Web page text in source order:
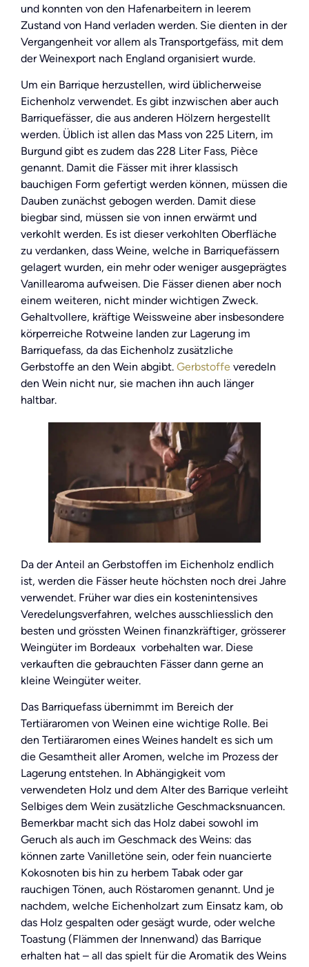
und konnten von den Hafenarbeitern in leerem
Zustand von Hand verladen werden. Sie dienten in der
Vergangenheit vor allem als Transportgefäss, mit dem
der Weinexport nach England organisiert wurde.
Um ein Barrique herzustellen, wird üblicherweise
Eichenholz verwendet. Es gibt inzwischen aber auch
Barriquefässer, die aus anderen Hölzern hergestellt
werden. Üblich ist allen das Mass von 225 Litern, im
Burgund gibt es zudem das 228 Liter Fass, Pièce
genannt. Damit die Fässer mit ihrer klassisch
bauchigen Form gefertigt werden können, müssen die
Dauben zunächst gebogen werden. Damit diese
biegbar sind, müssen sie von innen erwärmt und
verkohlt werden. Es ist dieser verkohlten Oberfläche
zu verdanken, dass Weine, welche in Barriquefässern
gelagert wurden, ein mehr oder weniger ausgeprägtes
Vanillearoma aufweisen. Die Fässer dienen aber noch
einem weiteren, nicht minder wichtigen Zweck.
Gehaltvollere, kräftige Weissweine aber insbesondere
körperreiche Rotweine landen zur Lagerung im
Barriquefass, da das Eichenholz zusätzliche
Gerbstoffe an den Wein abgibt. Gerbstoffe veredeln
den Wein nicht nur, sie machen ihn auch länger
haltbar.
Da der Anteil an Gerbstoffen im Eichenholz endlich
ist, werden die Fässer heute höchsten noch drei Jahre
verwendet. Früher war dies ein kostenintensives
Veredelungsverfahren, welches ausschliesslich den
besten und grössten Weinen finanzkräftiger, grösserer
Weingüter im Bordeaux vorbehalten war. Diese
verkauften die gebrauchten Fässer dann gerne an
kleine Weingüter weiter.
Das Barriquefass übernimmt im Bereich der
Tertiäraromen von Weinen eine wichtige Rolle. Bei
den Tertiäraromen eines Weines handelt es sich um
die Gesamtheit aller Aromen, welche im Prozess der
Lagerung entstehen. In Abhängigkeit vom
verwendeten Holz und dem Alter des Barrique verleiht
Selbiges dem Wein zusätzliche Geschmacksnuancen.
Bemerkbar macht sich das Holz dabei sowohl im
Geruch als auch im Geschmack des Weins: das
können zarte Vanilletöne sein, oder fein nuancierte
Kokosnoten bis hin zu herbem Tabak oder gar
rauchigen Tönen, auch Röstaromen genannt. Und je
nachdem, welche Eichenholzart zum Einsatz kam, ob
das Holz gespalten oder gesägt wurde, oder welche
Toastung (Flämmen der Innenwand) das Barrique
erhalten hat – all das spielt für die Aromatik des Weins